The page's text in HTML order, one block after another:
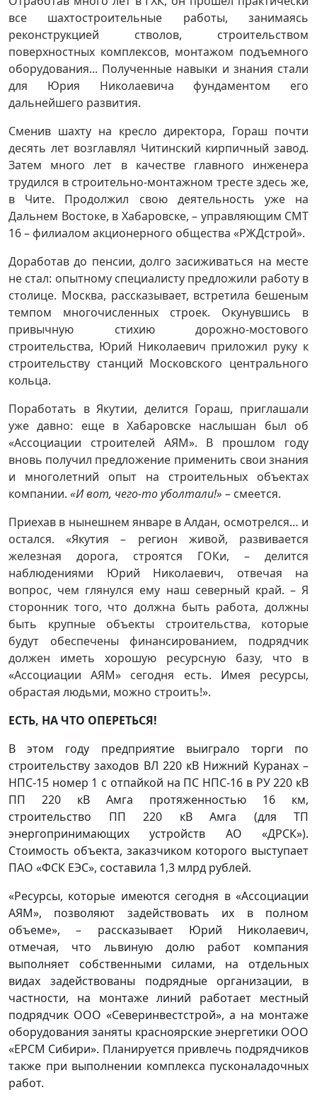
все шахтостроительные работы, занимаясь
реконструкцией стволов, строительством
поверхностных комплексов, монтажом подъемного
оборудования... Полученные навыки и знания стали
для Юрия Николаевича фундаментом его
дальнейшего развития.
Сменив шахту на кресло директора, Гораш почти
десять лет возглавлял Читинский кирпичный завод.
Затем много лет в качестве главного инженера
трудился в строительно-монтажном тресте здесь же,
в Чите. Продолжил свою деятельность уже на
Дальнем Востоке, в Хабаровске, – управляющим СМТ
16 – филиалом акционерного общества «РЖДстрой».
Доработав до пенсии, долго засиживаться на месте
не стал: опытному специалисту предложили работу в
столице. Москва, рассказывает, встретила бешеным
темпом многочисленных строек. Окунувшись в
привычную стихию дорожно-мостового
строительства, Юрий Николаевич приложил руку к
строительству станций Московского центрального
кольца.
Поработать в Якутии, делится Гораш, приглашали
уже давно: еще в Хабаровске наслышан был об
«Ассоциации строителей АЯМ». В прошлом году
вновь получил предложение применить свои знания
и многолетний опыт на строительных объектах
компании. «И вот, чего-то уболтали!» – смеется.
Приехав в нынешнем январе в Алдан, осмотрелся… и
остался. «Якутия – регион живой, развивается
железная дорога, строятся ГОКи, – делится
наблюдениями Юрий Николаевич, отвечая на
вопрос, чем глянулся ему наш северный край. – Я
сторонник того, что должна быть работа, должны
быть крупные объекты строительства, которые
будут обеспечены финансированием, подрядчик
должен иметь хорошую ресурсную базу, что в
«Ассоциации АЯМ» сегодня есть. Имея ресурсы,
обрастая людьми, можно строить!».
ЕСТЬ, НА ЧТО ОПЕРЕТЬСЯ!
В этом году предприятие выиграло торги по
строительству заходов ВЛ 220 кВ Нижний Куранах –
НПС-15 номер 1 с отпайкой на ПС НПС-16 в РУ 220 кВ
ПП 220 кВ Амга протяженностью 16 км,
строительство ПП 220 кВ Амга (для ТП
энергопринимающих устройств АО «ДРСК»).
Стоимость объекта, заказчиком которого выступает
ПАО «ФСК ЕЭС», составила 1,3 млрд рублей.
«Ресурсы, которые имеются сегодня в «Ассоциации
АЯМ», позволяют задействовать их в полном
объеме», – рассказывает Юрий Николаевич,
отмечая, что львиную долю работ компания
выполняет собственными силами, на отдельных
видах задействованы подрядные организации, в
частности, на монтаже линий работает местный
подрядчик ООО «Северинвестстрой», а на монтаже
оборудования заняты красноярские энергетики ООО
«ЕРСМ Сибири». Планируется привлечь подрядчиков
также при выполнении комплекса пусконаладочных
работ.